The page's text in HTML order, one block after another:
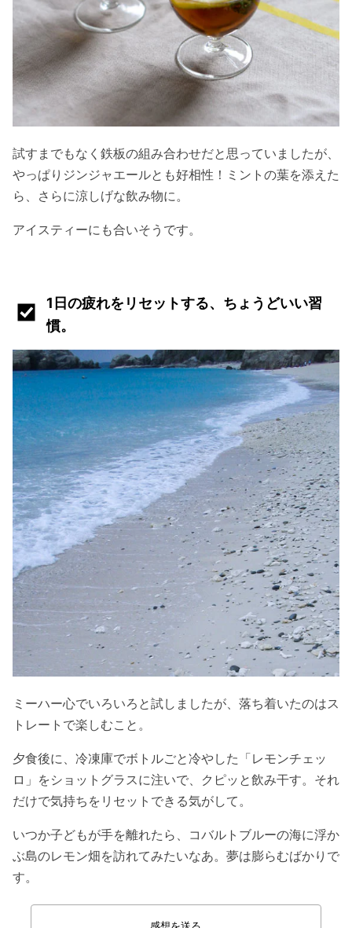
試すまでもなく鉄板の組み合わせだと思っていましたが、
やっぱりジンジャエールとも好相性！ミントの葉を添えた
ら、さらに涼しげな飲み物に。
アイスティーにも合いそうです。
1日の疲れをリセットする、ちょうどいい習
慣。
ミーハー心でいろいろと試しましたが、落ち着いたのはス
トレートで楽しむこと。
夕食後に、冷凍庫でボトルごと冷やした「レモンチェッ
ロ」をショットグラスに注いで、クピッと飲み干す。それ
だけで気持ちをリセットできる気がして。
いつか子どもが手を離れたら、コバルトブルーの海に浮か
ぶ島のレモン畑を訪れてみたいなあ。夢は膨らむばかりで
す。
感想を送る